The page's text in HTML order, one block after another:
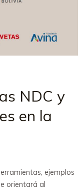
NDC y
en la
ejemplos
orientará al